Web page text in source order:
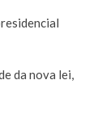
da nova lei,